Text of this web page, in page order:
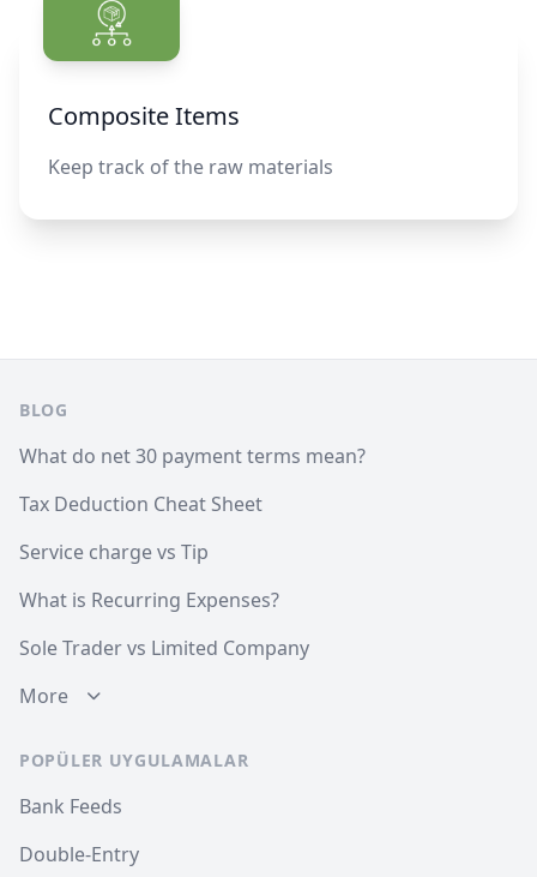
Composite Items
Keep track of the raw materials
BLOG
What do net 30 payment terms mean?
Tax Deduction Cheat Sheet
Service charge vs Tip
What is Recurring Expenses?
Sole Trader vs Limited Company
More
POPÜLER UYGULAMALAR
Bank Feeds
Double-Entry